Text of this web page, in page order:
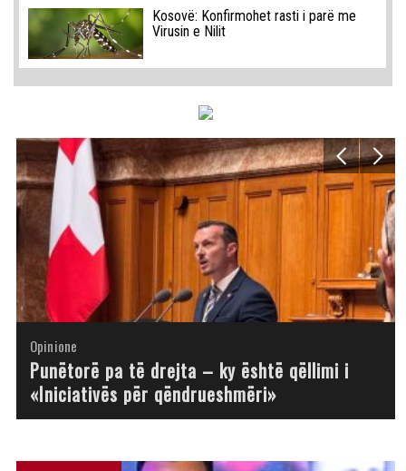
Kosovë: Konfirmohet rasti i parë me
Virusin e Nilit
Opinione
Opinione
Punëtorë pa të drejta – ky është qëllimi i
«Iniciativës për qëndrueshmëri»
Opinione
Opinione
Opinione
Opinione
Opinione
Opinione